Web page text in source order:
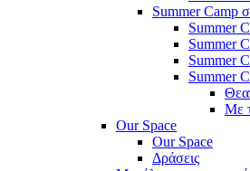
Summer Camp
Summer
Summer
Summer
Summer
Με
Our Space
Our Space
Δράσεις